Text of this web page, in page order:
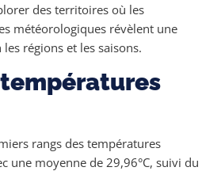
des territoires où les
météorologiques révèlent une
régions et les saisons.
rangs des températures
une moyenne de 29,96°C, suivi du